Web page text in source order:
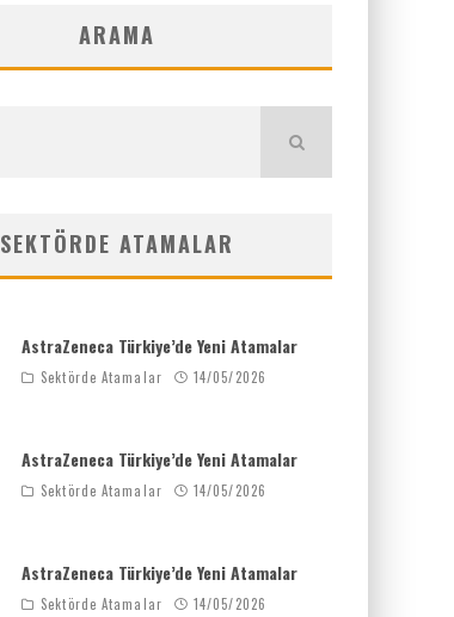
ARAMA
SEKTÖRDE ATAMALAR
AstraZeneca Türkiye’de Yeni Atamalar
Sektörde Atamalar 14/05/2026
AstraZeneca Türkiye’de Yeni Atamalar
Sektörde Atamalar 14/05/2026
AstraZeneca Türkiye’de Yeni Atamalar
Sektörde Atamalar 14/05/2026